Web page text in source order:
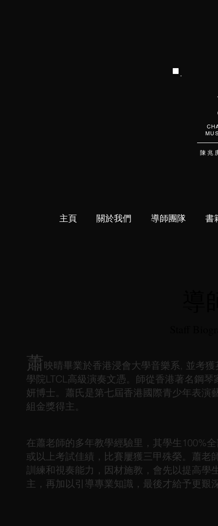
陳 兆
主頁 關於我們 導師團隊 書
蕭映晴畢業於香港浸會大學音樂系, 並考
學院LTCL高級演奏文憑。師從香港著名鋼
妍博士。蕭氏是第七屆香港國際青少年表演
組金獎得主。
在蕭老師的多年教學經驗里，其學生100%
或以上考試佳績，比賽屢獲三甲殊榮。蕭老
訓練和視奏能力，因材施教，會先以提高學
主，再加以引導專業知識，最後才給予更艱